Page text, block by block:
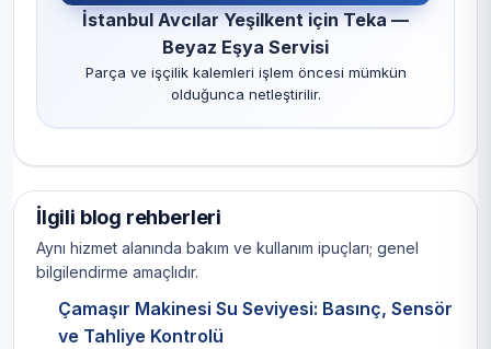
İstanbul Avcılar Yeşilkent için Teka —
Beyaz Eşya Servisi
Parça ve işçilik kalemleri işlem öncesi mümkün
olduğunca netleştirilir.
İlgili blog rehberleri
Aynı hizmet alanında bakım ve kullanım ipuçları; genel
bilgilendirme amaçlıdır.
Çamaşır Makinesi Su Seviyesi: Basınç, Sensör
ve Tahliye Kontrolü